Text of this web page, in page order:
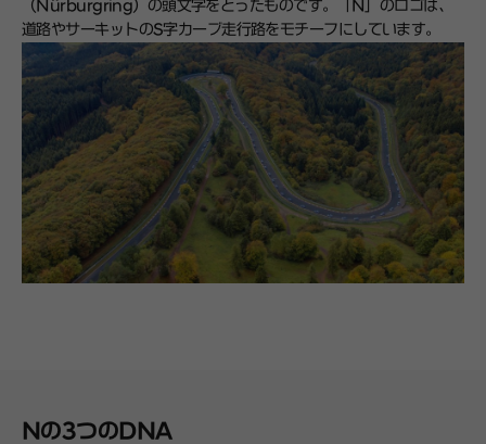
（Nürburgring）の頭文字をとったものです。「N」のロゴは、
道路やサーキットのS字カーブ走行路をモチーフにしています。
Nの3つのDNA